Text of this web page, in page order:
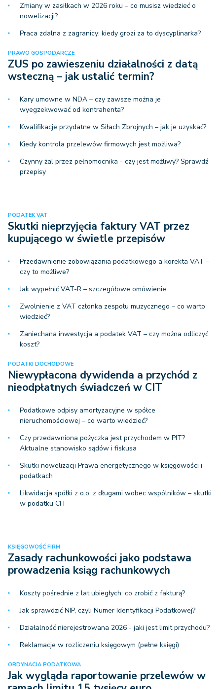
Zmiany w zasiłkach w 2026 roku – co musisz wiedzieć o
nowelizacji?
Praca zdalna z zagranicy: kiedy grozi za to dyscyplinarka?
PRAWO GOSPODARCZE
ZUS po zawieszeniu działalności z datą
wsteczną – jak ustalić termin?
Kary umowne w NDA – czy zawsze można je
wyegzekwować od kontrahenta?
Kwalifikacje przydatne w Siłach Zbrojnych – jak je uzyskać?
Kiedy kontrola przelewów firmowych jest możliwa?
Czynny żal przez pełnomocnika - czy jest możliwy? Sprawdź
przepisy
PODATEK VAT
Skutki nieprzyjęcia faktury VAT przez
kupującego w świetle przepisów
Przedawnienie zobowiązania podatkowego a korekta VAT –
czy to możliwe?
Jak wypełnić VAT-R – szczegółowe omówienie
Zwolnienie z VAT członka zespołu muzycznego – co warto
wiedzieć?
Zaniechana inwestycja a podatek VAT – czy można odliczyć
koszt?
PODATKI DOCHODOWE
Niewypłacona dywidenda a przychód z
nieodpłatnych świadczeń w CIT
Podatkowe odpisy amortyzacyjne w spółce
nieruchomościowej – co warto wiedzieć?
Czy przedawniona pożyczka jest przychodem w PIT?
Aktualne stanowisko sądów i fiskusa
Skutki nowelizacji Prawa energetycznego w księgowości i
podatkach
Likwidacja spółki z o.o. z długami wobec wspólników – skutki
w podatku CIT
KSIĘGOWOŚĆ FIRM
Zasady rachunkowości jako podstawa
prowadzenia ksiąg rachunkowych
Koszty pośrednie z lat ubiegłych: co zrobić z fakturą?
Jak sprawdzić NIP, czyli Numer Identyfikacji Podatkowej?
Działalność nierejestrowana 2026 - jaki jest limit przychodu?
Reklamacje w rozliczeniu księgowym (pełne księgi)
ORDYNACJA PODATKOWA
Jak wygląda raportowanie przelewów w